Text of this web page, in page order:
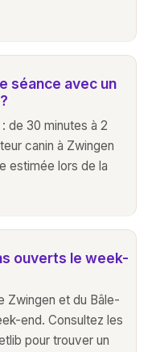
séance avec un
de 30 minutes à 2
canin à Zwingen
estimée lors de la
ouverts le week-
Zwingen et du Bâle-
end. Consultez les
pour trouver un